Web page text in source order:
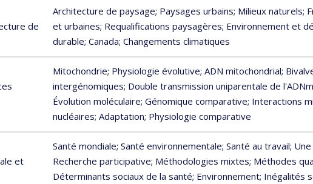
de
Architecture de paysage; Paysages urbains; Milieux naturels;
et urbaines; Requalifications paysagères; Environnement et
durable; Canada; Changements climatiques
Mitochondrie; Physiologie évolutive; ADN mitochondrial;
intergénomiques; Double transmission uniparentale de
Évolution moléculaire; Génomique comparative; Interactions
nucléaires; Adaptation; Physiologie comparative
et
Santé mondiale; Santé environnementale; Santé au travail;
Recherche participative; Méthodologies mixtes; Méthodes
Déterminants sociaux de la santé; Environnement; Inégalités